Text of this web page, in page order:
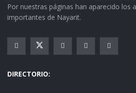
Por nuestras páginas han aparecido los
importantes de Nayarit.
DIRECTORIO: